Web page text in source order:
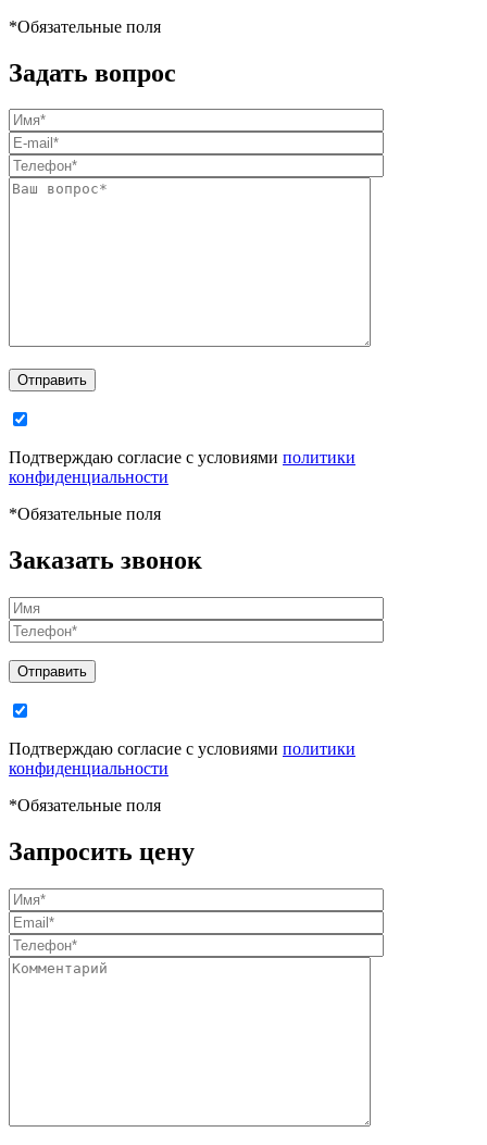
*Обязательные поля
Задать вопрос
Отправить
Подтверждаю согласие с условиями политики
конфиденциальности
*Обязательные поля
Заказать звонок
Отправить
Подтверждаю согласие с условиями политики
конфиденциальности
*Обязательные поля
Запросить цену